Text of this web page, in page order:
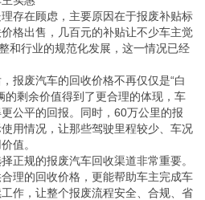
存在顾虑，主要原因在于报废补贴标
格出售，几百元的补贴让不少车主觉
和行业的规范化发展，这一情况已经
报废汽车的回收价格不再仅仅是“白
的剩余价值得到了更合理的体现，车
公平的回报。同时，60万公里的报
用情况，让那些驾驶里程较少、车况
值。
正规的报废汽车回收渠道非常重要。
理的回收价格，更能帮助车主完成车
作，让整个报废流程安全、合规、省